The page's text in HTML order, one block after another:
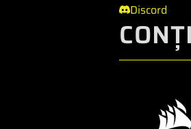
Discord